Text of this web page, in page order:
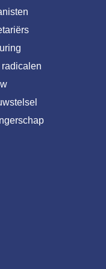
radicalen